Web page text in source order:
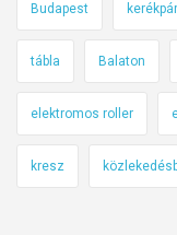
Budapest
tábla Balaton
elektromos roller
kresz